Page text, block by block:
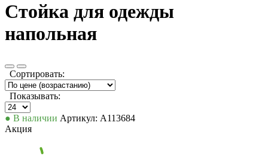
Стойка для одежды
напольная
Сортировать:
Показывать:
● В наличии Артикул: А113684
Акция